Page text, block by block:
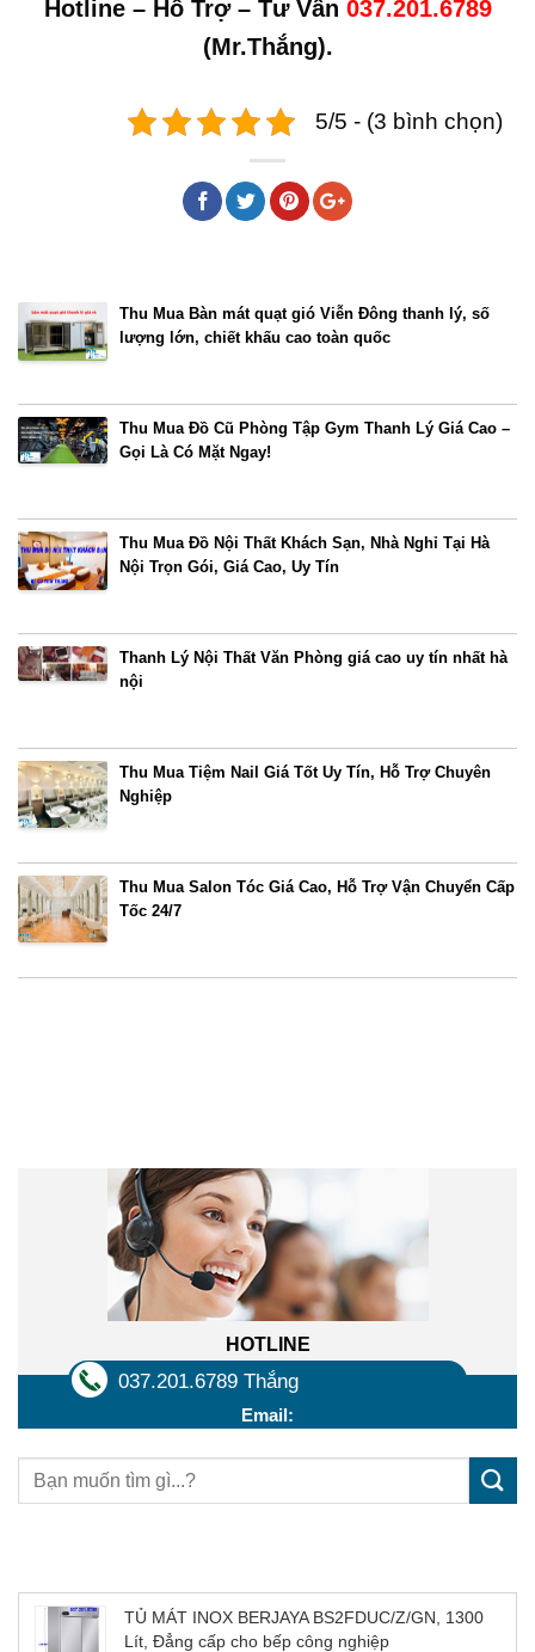
HOTLINE
037.201.6789 Thắng
Email:
TỦ MÁT INOX BERJAYA BS2FDUC/Z/GN, 1300
Lít, Đẳng cấp cho bếp công nghiệp
Hotline – Hỗ Trợ – Tư Vấn 037.201.6789
(Mr.Thắng).
5/5 - (3 bình chọn)
Thu Mua Bàn mát quạt gió Viễn Đông thanh lý, số
lượng lớn, chiết khấu cao toàn quốc
Thu Mua Đồ Cũ Phòng Tập Gym Thanh Lý Giá Cao –
Gọi Là Có Mặt Ngay!
Thu Mua Đồ Nội Thất Khách Sạn, Nhà Nghỉ Tại Hà
Nội Trọn Gói, Giá Cao, Uy Tín
Thanh Lý Nội Thất Văn Phòng giá cao uy tín nhất hà
nội
Thu Mua Tiệm Nail Giá Tốt Uy Tín, Hỗ Trợ Chuyên
Nghiệp
Thu Mua Salon Tóc Giá Cao, Hỗ Trợ Vận Chuyển Cấp
Tốc 24/7